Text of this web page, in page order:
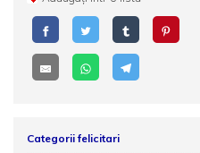
Categorii felicitari